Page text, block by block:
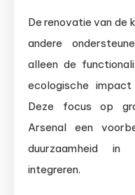
De renovatie van de
andere
alleen de
ecologische
Deze focus op
Arsenal een
duurzaamheid in
integreren.